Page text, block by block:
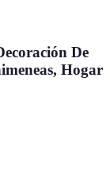
De
Hogar